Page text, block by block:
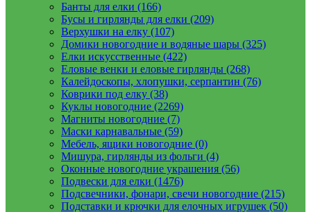
Банты для елки (166)
Бусы и гирлянды для елки (209)
Верхушки на елку (107)
Домики новогодние и водяные шары (325)
Елки искусственные (422)
Еловые венки и еловые гирлянды (268)
Калейдоскопы, хлопушки, серпантин (76)
Коврики под елку (38)
Куклы новогодние (2269)
Магниты новогодние (7)
Маски карнавальные (59)
Мебель, ящики новогодние (0)
Мишура, гирлянды из фольги (4)
Оконные новогодние украшения (56)
Подвески для елки (1476)
Подсвечники, фонари, свечи новогодние (215)
Подставки и крючки для елочных игрушек (50)